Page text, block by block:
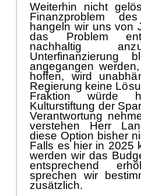
Weiterhin nicht gelö
Finanzproblem
hangeln wir uns von
das Problem
nachhaltig anz
Unterfinanzierung
angegangen
hoffen, wird unabhä
Regierung keine Lö
Fraktion würde
Kulturstiftung der
Verantwortung
verstehen Herr
diese Option bisher
Falls es hier in 2025
werden wir das
entsprechend erhö
sprechen wir
zusätzlich.